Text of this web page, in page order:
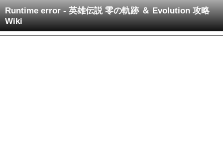
Runtime error - 英雄伝説 零の軌跡 ＆ Evolution 攻略
Wiki